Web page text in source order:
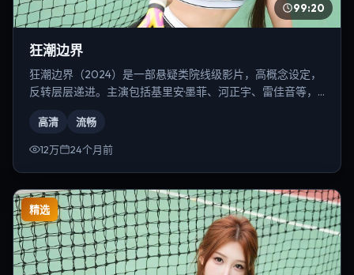
99:20
狂潮边界
狂潮边界（2024）是一部悬疑类院线级影片，高概念设定，
反转层层递进。主演包括基里安·墨菲、河正宇、雷佳音等，
高清 流畅
12万 24个月前
精选